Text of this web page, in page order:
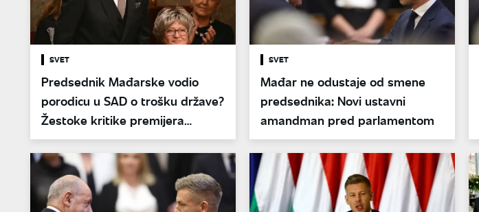
SVET
Predsednik Mađarske vodio
porodicu u SAD o trošku države?
Žestoke kritike premijera
Mađara
SVET
Mađar ne odustaje od smene
predsednika: Novi ustavni
amandman pred parlamentom